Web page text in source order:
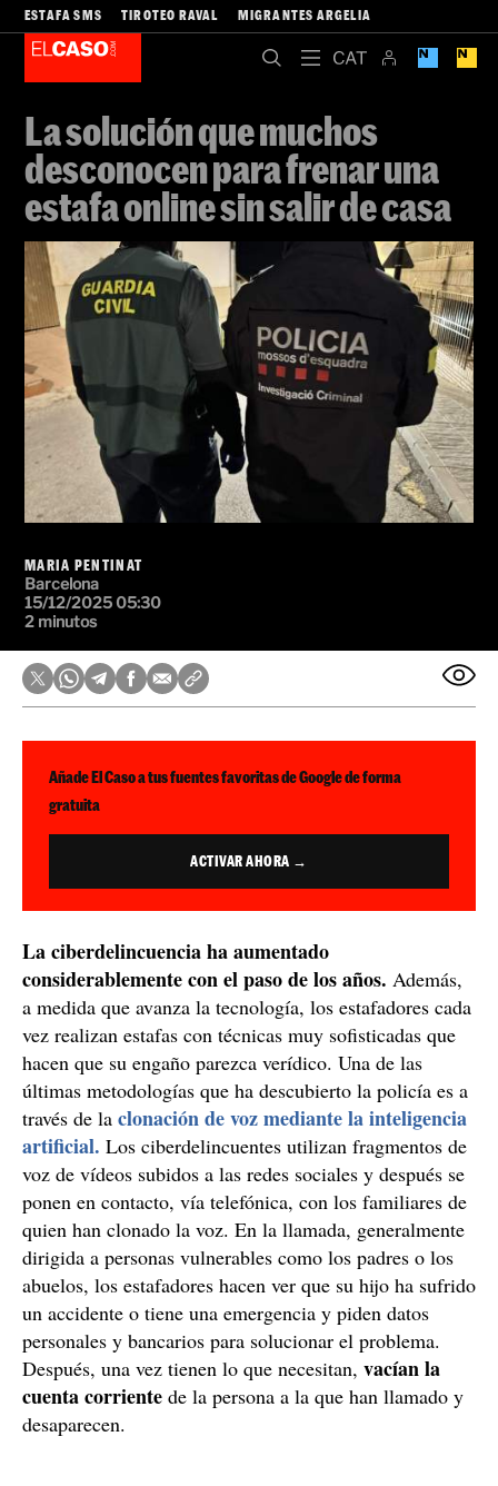
ESTAFA SMS TIROTEO RAVAL MIGRANTES ARGELIA
La solución que muchos
desconocen para frenar una
estafa online sin salir de casa
MARIA PENTINAT
Barcelona
15/12/2025 05:30
2 minutos
Añade El Caso a tus fuentes favoritas de Google de forma
gratuita
ACTIVAR AHORA →
La ciberdelincuencia ha aumentado
considerablemente con el paso de los años. Además,
a medida que avanza la tecnología, los estafadores cada
vez realizan estafas con técnicas muy sofisticadas que
hacen que su engaño parezca verídico. Una de las
últimas metodologías que ha descubierto la policía es a
través de la clonación de voz mediante la inteligencia
artificial. Los ciberdelincuentes utilizan fragmentos de
voz de vídeos subidos a las redes sociales y después se
ponen en contacto, vía telefónica, con los familiares de
quien han clonado la voz. En la llamada, generalmente
dirigida a personas vulnerables como los padres o los
abuelos, los estafadores hacen ver que su hijo ha sufrido
un accidente o tiene una emergencia y piden datos
personales y bancarios para solucionar el problema.
Después, una vez tienen lo que necesitan, vacían la
cuenta corriente de la persona a la que han llamado y
desaparecen.